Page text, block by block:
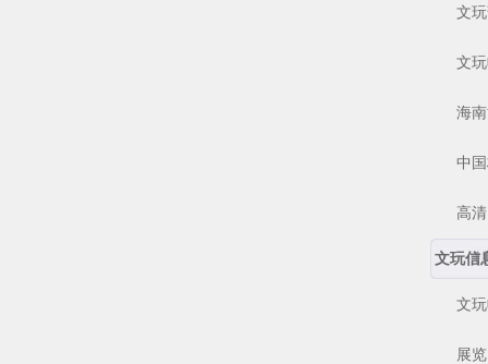
文玩
文玩
海南
中国
高清
文玩信
文玩
展览